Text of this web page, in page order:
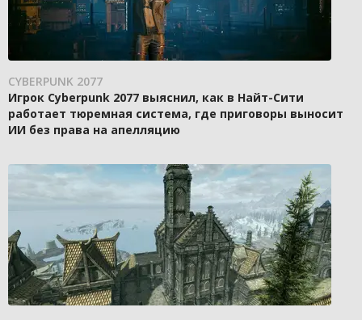
CYBERPUNK 2077
Игрок Cyberpunk 2077 выяснил, как в Найт-Сити
работает тюремная система, где приговоры выносит
ИИ без права на апелляцию